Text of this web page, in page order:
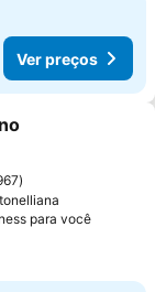
Ver preços
favoritos
para vocêVer